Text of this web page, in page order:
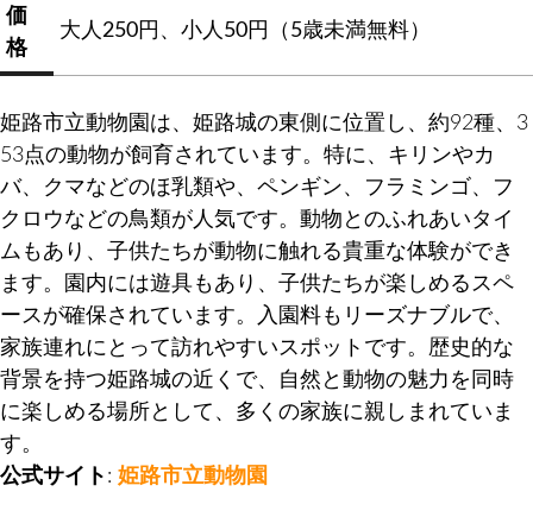
価
格
大人250円、小人50円（5歳未満無料）
姫路市立動物園は、姫路城の東側に位置し、約92種、3
53点の動物が飼育されています。特に、キリンやカ
バ、クマなどのほ乳類や、ペンギン、フラミンゴ、フ
クロウなどの鳥類が人気です。動物とのふれあいタイ
ムもあり、子供たちが動物に触れる貴重な体験ができ
ます。園内には遊具もあり、子供たちが楽しめるスペ
ースが確保されています。入園料もリーズナブルで、
家族連れにとって訪れやすいスポットです。歴史的な
背景を持つ姫路城の近くで、自然と動物の魅力を同時
に楽しめる場所として、多くの家族に親しまれていま
す。
公式サイト : 姫路市立動物園